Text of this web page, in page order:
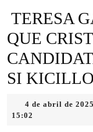
TERESA
QUE
SI
4 de abril de 2025
15:02